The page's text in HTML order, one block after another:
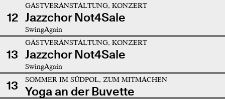
12
GASTVERANSTALTUNG, KONZERT
Jazzchor Not4Sale
SwingAgain
13
GASTVERANSTALTUNG, KONZERT
Jazzchor Not4Sale
SwingAgain
13 SOMMER IM SÜDPOL, ZUM MITMACHEN
Yoga an der Buvette